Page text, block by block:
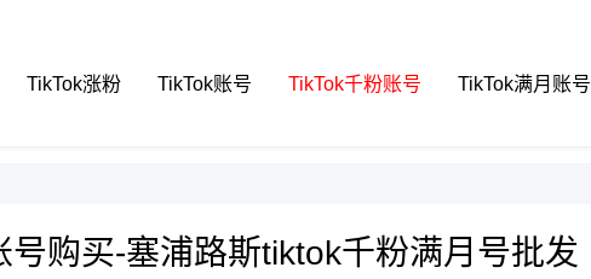
TikTok涨粉 TikTok账号 TikTok千粉账号 TikTok满月账号
购买-塞浦路斯tiktok千粉满月号批发